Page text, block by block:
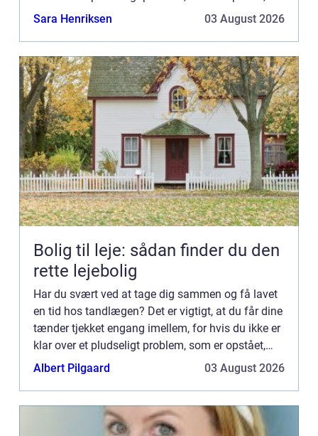
bliver det både ubehageligt for dig men også for ...
Sara Henriksen 03 August 2026
Bolig til leje: sådan finder du den
rette lejebolig
Har du svært ved at tage dig sammen og få lavet
en tid hos tandlægen? Det er vigtigt, at du får dine
tænder tjekket engang imellem, for hvis du ikke er
klar over et pludseligt problem, som er opstået,
bliver det både ubehageligt for dig men også for ...
Albert Pilgaard 03 August 2026